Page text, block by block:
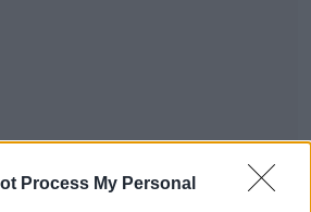
Process My Personal